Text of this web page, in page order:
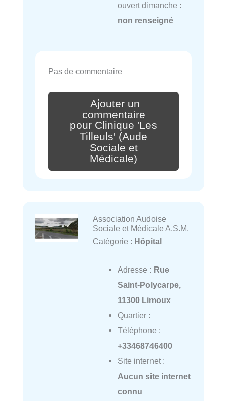
ouvert dimanche :
non renseigné
Pas de commentaire
Ajouter un
commentaire
pour Clinique 'Les
Tilleuls' (Aude
Sociale et
Médicale)
Association Audoise
Sociale et Médicale A.S.M.
Catégorie : Hôpital
Adresse : Rue
Saint-Polycarpe,
11300 Limoux
Quartier :
Téléphone :
+33468746400
Site internet :
Aucun site internet
connu